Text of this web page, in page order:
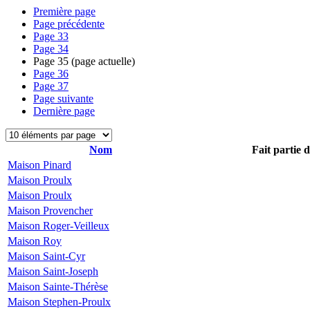
Première page
Page précédente
Page 33
Page 34
Page 35 (page actuelle)
Page 36
Page 37
Page suivante
Dernière page
Nom
Fait partie
Maison Pinard
Maison Proulx
Maison Proulx
Maison Provencher
Maison Roger-Veilleux
Maison Roy
Maison Saint-Cyr
Maison Saint-Joseph
Maison Sainte-Thérèse
Maison Stephen-Proulx